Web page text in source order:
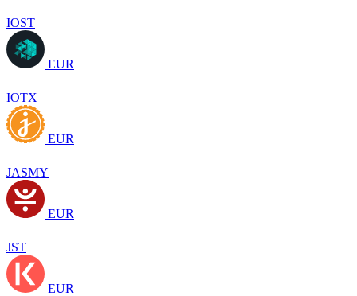
IOST
EUR
IOTX
EUR
JASMY
EUR
JST
EUR